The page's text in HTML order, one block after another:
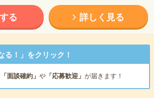
る 詳しく見る
！」をクリック！
「面談確約」 や「応募歓迎」 が届きます！